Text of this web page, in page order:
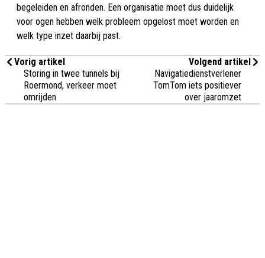
begeleiden en afronden. Een organisatie moet dus duidelijk
voor ogen hebben welk probleem opgelost moet worden en
welk type inzet daarbij past.
Vorig artikel
Storing in twee tunnels bij
Roermond, verkeer moet
omrijden
Volgend artikel
Navigatiedienstverlener
TomTom iets positiever
over jaaromzet